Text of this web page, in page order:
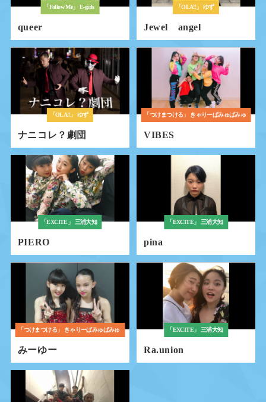
「Follow Me」 E-girls
queer
「OLA!!」 ゆず
Jewel angel
「OLA!!」 ゆず
ナニコレ？劇団
「つけまつける」 きゃりーぱみゅぱみゅ
VIBES
「EXCITE」 三浦大知
PIERO
「EXCITE」 三浦大知
pina
「つけまつける」 きゃりーぱみゅぱみゅ
みーゆー
「EXCITE」 三浦大知
Ra.union